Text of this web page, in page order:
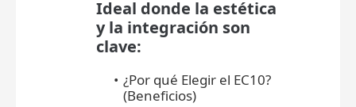
Ideal donde la estética
y la integración son
clave:
¿Por qué Elegir el EC10?
(Beneficios)